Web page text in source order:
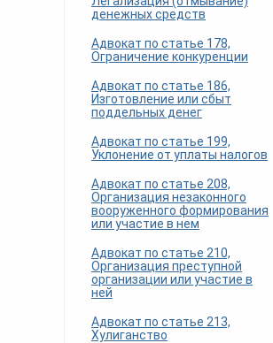
денежных средств
Адвокат по статье 178,
Ограничение конкуренции
Адвокат по статье 186,
Изготовление или сбыт
поддельных денег
Адвокат по статье 199,
Уклонение от уплаты налогов
Адвокат по статье 208,
Организация незаконного
вооруженного формирования
или участие в нем
Адвокат по статье 210,
Организация преступной
организации или участие в
ней
Адвокат по статье 213,
Хулиганство